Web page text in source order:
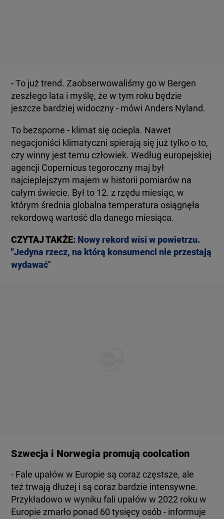
- To już trend. Zaobserwowaliśmy go w Bergen
zeszłego lata i myślę, że w tym roku będzie
jeszcze bardziej widoczny - mówi Anders Nyland.
To bezsporne - klimat się ociepla. Nawet
negacjoniści klimatyczni spierają się już tylko o to,
czy winny jest temu człowiek. Według europejskiej
agencji Copernicus tegoroczny maj był
najcieplejszym majem w historii pomiarów na
całym świecie. Był to 12. z rzędu miesiąc, w
którym średnia globalna temperatura osiągnęła
rekordową wartość dla danego miesiąca.
CZYTAJ TAKŻE: Nowy rekord wisi w powietrzu.
"Jedyna rzecz, na którą konsumenci nie przestają
wydawać"
Szwecja i Norwegia promują coolcation
- Fale upałów w Europie są coraz częstsze, ale
też trwają dłużej i są coraz bardzie intensywne.
Przykładowo w wyniku fali upałów w 2022 roku w
Europie zmarło ponad 60 tysięcy osób - informuje